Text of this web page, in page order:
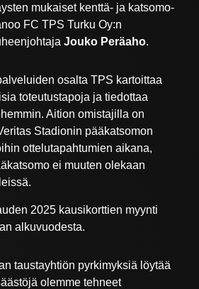
mukaiset kenttä- ja katsomo-
FC TPS Turku Oy:n
Jouko Peräaho.
osalta TPS kartoittaa
toteutustapoja ja tiedottaa
Aition omistajilla on
Stadionin pääkatsomon
ottelutapahtumien aikana,
ei muuten olekaan
2025 kausikorttien myynti
alkuvuodesta.
taustayhtiön pyrkimyksiä löytää
olemme tehneet